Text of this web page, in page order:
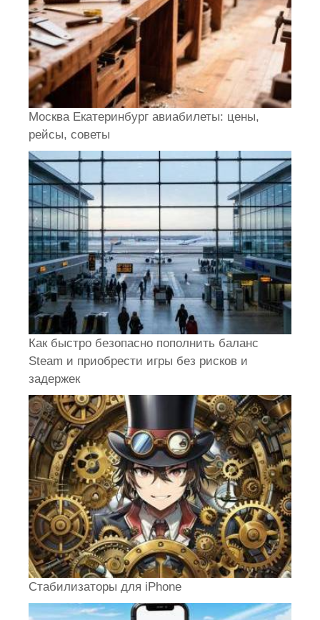
Москва Екатеринбург авиабилеты: цены,
рейсы, советы
Как быстро безопасно пополнить баланс
Steam и приобрести игры без рисков и
задержек
Стабилизаторы для iPhone